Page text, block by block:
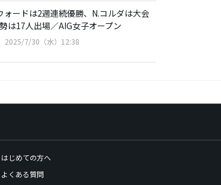
ォードは2週連続優勝、N.コルダは大会
17人出場／AIG女子オープン
2025/7/30（水）12:38
はじめての方へ
よくある質問